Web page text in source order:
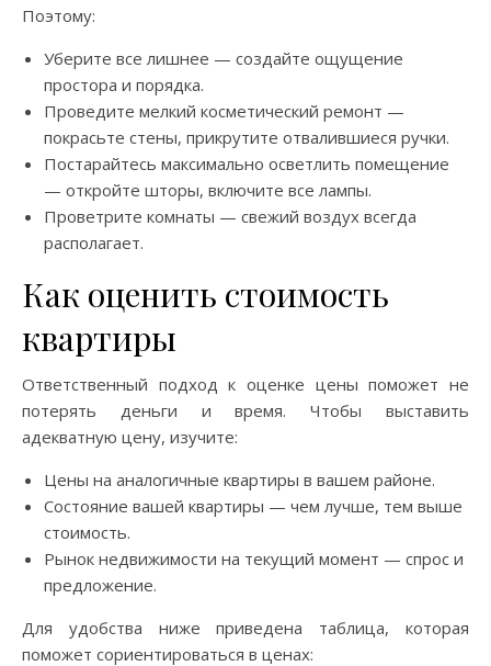
Поэтому:
Уберите все лишнее — создайте ощущение
простора и порядка.
Проведите мелкий косметический ремонт —
покрасьте стены, прикрутите отвалившиеся ручки.
Постарайтесь максимально осветлить помещение
— откройте шторы, включите все лампы.
Проветрите комнаты — свежий воздух всегда
располагает.
Как оценить стоимость
квартиры
Ответственный подход к оценке цены поможет не
потерять деньги и время. Чтобы выставить
адекватную цену, изучите:
Цены на аналогичные квартиры в вашем районе.
Состояние вашей квартиры — чем лучше, тем выше
стоимость.
Рынок недвижимости на текущий момент — спрос и
предложение.
Для удобства ниже приведена таблица, которая
поможет сориентироваться в ценах: